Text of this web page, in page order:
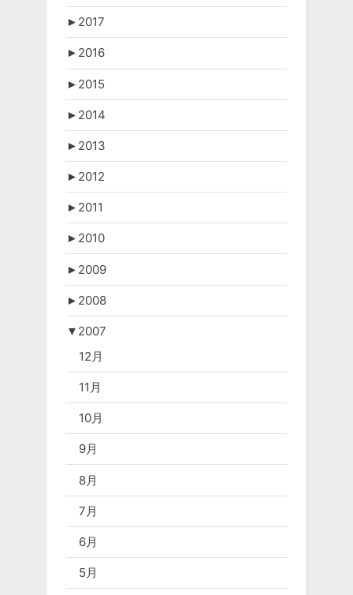
► 2017
► 2016
► 2015
► 2014
► 2013
► 2012
► 2011
► 2010
► 2009
► 2008
▼ 2007
12月
11月
10月
9月
8月
7月
6月
5月